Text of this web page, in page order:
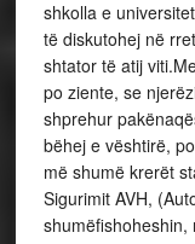
shkolla e
të diskutohej në
shtator të atij
po ziente, se
shprehur
bëhej e vështirë,
më shumë krerët
Sigurimit AVH,
shumëfishoheshin,